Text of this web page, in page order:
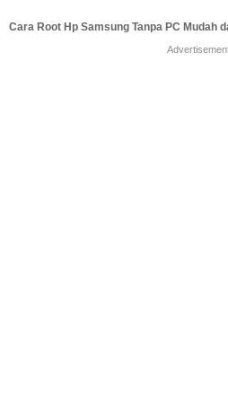
Cara Root Hp Samsung Tanpa PC Mudah